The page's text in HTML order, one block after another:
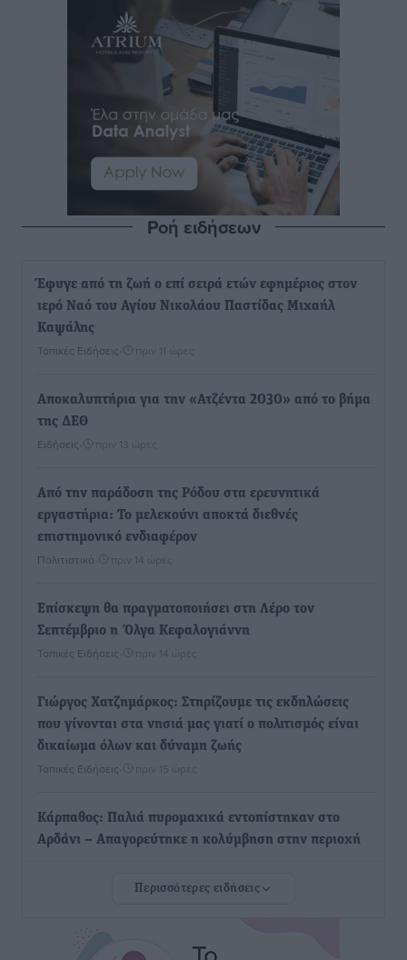
Ροή ειδήσεων
Έφυγε από τη ζωή ο επί σειρά ετών εφημέριος στον
ιερό Ναό του Αγίου Νικολάου Παστίδας Μιχαήλ
Καψάλης
Τοπικές Ειδήσεις πριν 11 ώρες
Αποκαλυπτήρια για την «Ατζέντα 2030» από το βήμα
της ΔΕΘ
Ειδήσεις πριν 13 ώρες
Από την παράδοση της Ρόδου στα ερευνητικά
εργαστήρια: Το μελεκούνι αποκτά διεθνές
επιστημονικό ενδιαφέρον
Πολιτιστικά πριν 14 ώρες
Επίσκεψη θα πραγματοποιήσει στη Λέρο τον
Σεπτέμβριο η Όλγα Κεφαλογιάννη
Τοπικές Ειδήσεις πριν 14 ώρες
Γιώργος Χατζημάρκος: Στηρίζουμε τις εκδηλώσεις
που γίνονται στα νησιά μας γιατί ο πολιτισμός είναι
δικαίωμα όλων και δύναμη ζωής
Τοπικές Ειδήσεις πριν 15 ώρες
Κάρπαθος: Παλιά πυρομαχικά εντοπίστηκαν στο
Αρδάνι – Απαγορεύτηκε η κολύμβηση στην περιοχή
εφησυχασμού» – Σε πλήρη ετοιμότητα ο μηχανισμός
πριν 16 ώρες
Περισσότερες ειδήσεις